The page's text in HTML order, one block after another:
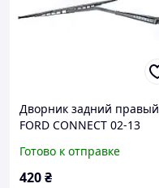
Дворник задний правый
FORD CONNECT 02-13
17C419-CC,
2T1417C419CC, 1520303,
Готово к отправке
420₴